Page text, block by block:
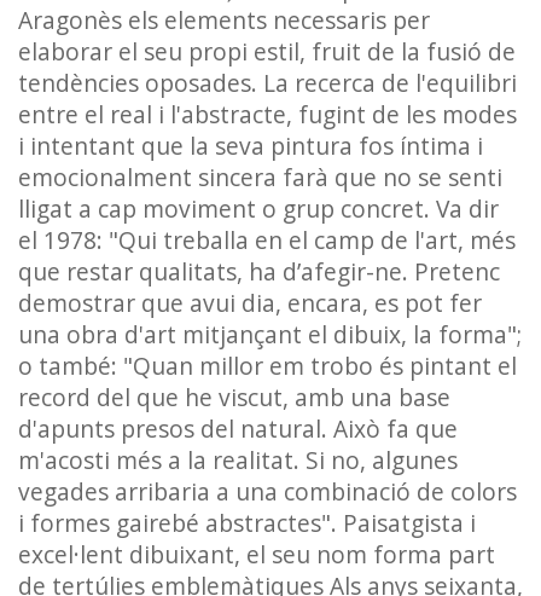
Aragonès els elements necessaris per
elaborar el seu propi estil, fruit de la fusió de
tendències oposades. La recerca de l'equilibri
entre el real i l'abstracte, fugint de les modes
i intentant que la seva pintura fos íntima i
emocionalment sincera farà que no se senti
lligat a cap moviment o grup concret. Va dir
el 1978: "Qui treballa en el camp de l'art, més
que restar qualitats, ha d’afegir-ne. Pretenc
demostrar que avui dia, encara, es pot fer
una obra d'art mitjançant el dibuix, la forma";
o també: "Quan millor em trobo és pintant el
record del que he viscut, amb una base
d'apunts presos del natural. Això fa que
m'acosti més a la realitat. Si no, algunes
vegades arribaria a una combinació de colors
i formes gairebé abstractes". Paisatgista i
excel·lent dibuixant, el seu nom forma part
de tertúlies emblemàtiques Als anys seixanta,